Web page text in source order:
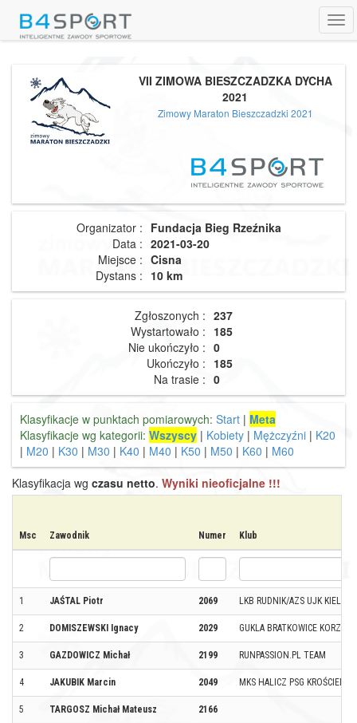
VII ZIMOWA BIESZCZADZKA DYCHA
2021
Zimowy Maraton Bieszczadzki 2021
Organizator : Fundacja Bieg Rzeźnika
Data : 2021-03-20
Miejsce : Cisna
Dystans : 10 km
Zgłoszonych : 237
Wystartowało : 185
Nie ukończyło : 0
Ukończyło : 185
Na trasie : 0
Klasyfikacje w punktach pomiarowych: Start | Meta
Klasyfikacje wg kategorii: Wszyscy | Kobiety | Mężczyźni | K20
| M20 | K30 | M30 | K40 | M40 | K50 | M50 | K60 | M60
Klasyfikacja wg czasu netto. Wyniki nieoficjalne !!!
Msc Zawodnik Numer Klub
1 JAŚTAL Piotr 2069 LKB RUDNIK/AZS UJK KIELCE
2 DOMISZEWSKI Ignacy 2029 GUKLA BRATKOWICE
3 GAZDOWICZ Michał 2199 RUNPASSION.PL TEAM
4 JAKUBIK Marcin 2049 MKS HALICZ PSG KROŚCIENKO
5 TARGOSZ Michał Mateusz 2166